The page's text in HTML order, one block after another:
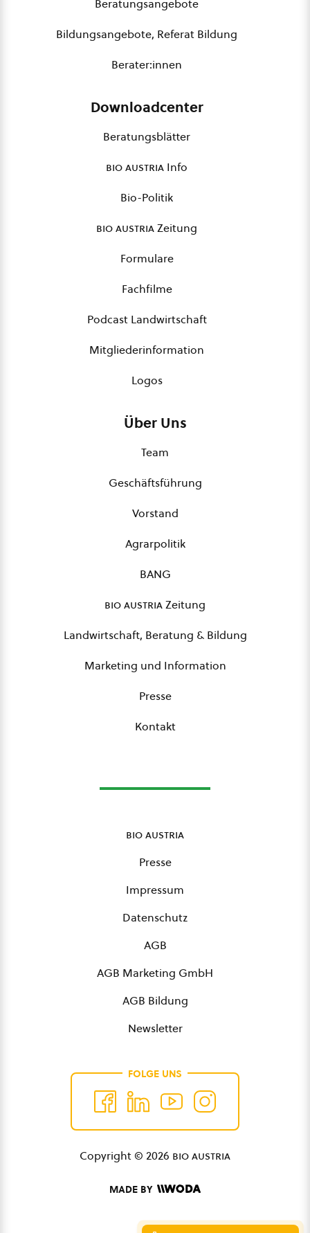
Beratungsangebote
Bildungsangebote, Referat Bildung
Berater:innen
Downloadcenter
Beratungsblätter
bio austria Info
Bio-Politik
bio austriaZeitung
Formulare
Fachfilme
Podcast Landwirtschaft
Mitgliederinformation
Logos
Über Uns
Team
Geschäftsführung
Vorstand
Agrarpolitik
BANG
bio austriaZeitung
Landwirtschaft, Beratung & Bildung
Marketing und Information
Presse
Kontakt
bio austria
Presse
Impressum
Datenschutz
AGB
AGB Marketing GmbH
AGB Bildung
Newsletter
FOLGE UNS
Copyright © 2026 bio austria
MADE BY